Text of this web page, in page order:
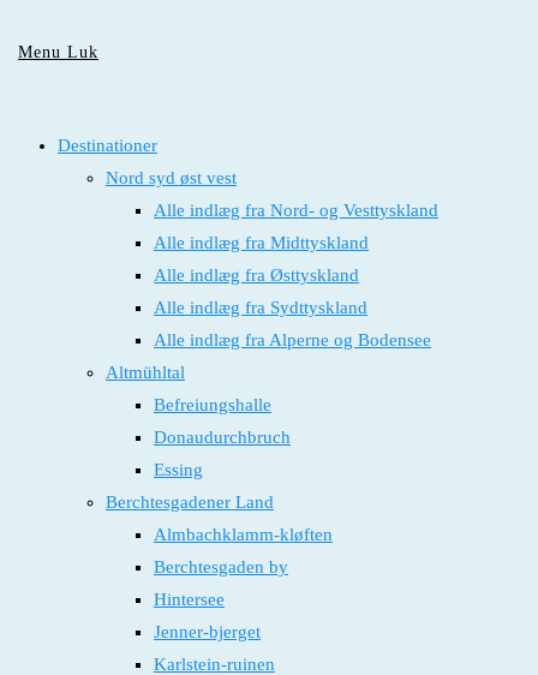
Menu Luk
Destinationer
Nord syd øst vest
Alle indlæg fra Nord- og Vesttyskland
Alle indlæg fra Midttyskland
Alle indlæg fra Østtyskland
Alle indlæg fra Sydttyskland
Alle indlæg fra Alperne og Bodensee
Altmühltal
Befreiungshalle
Donaudurchbruch
Essing
Berchtesgadener Land
Almbachklamm-kløften
Berchtesgaden by
Hintersee
Jenner-bjerget
Karlstein-ruinen